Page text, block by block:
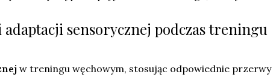
adaptacji sensorycznej podczas treningu
w treningu węchowym, stosując odpowiednie przerwy